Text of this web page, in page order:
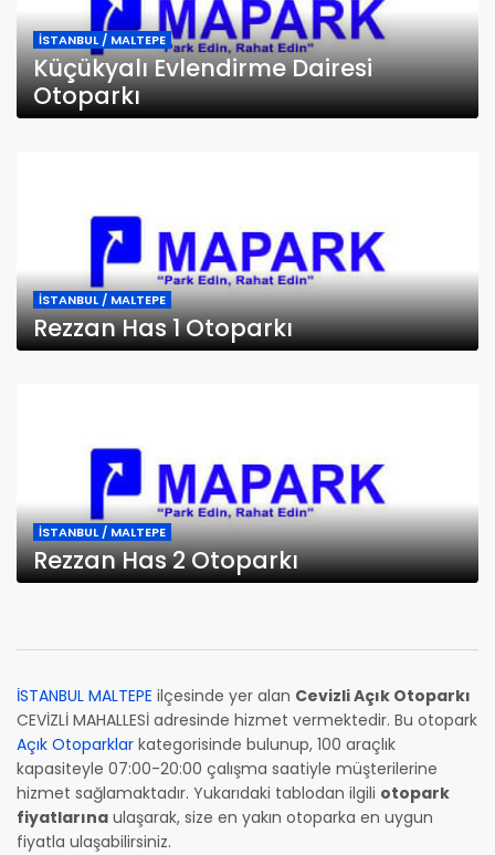
İSTANBUL / MALTEPE
Küçükyalı Evlendirme Dairesi
Otoparkı
İSTANBUL / MALTEPE
Rezzan Has 1 Otoparkı
İSTANBUL / MALTEPE
Rezzan Has 2 Otoparkı
İSTANBUL MALTEPE ilçesinde yer alan Cevizli Açık Otoparkı
CEVİZLİ MAHALLESİ adresinde hizmet vermektedir. Bu otopark
Açık Otoparklar kategorisinde bulunup, 100 araçlık
kapasiteyle 07:00-20:00 çalışma saatiyle müşterilerine
hizmet sağlamaktadır. Yukarıdaki tablodan ilgili otopark
fiyatlarına ulaşarak, size en yakın otoparka en uygun
fiyatla ulaşabilirsiniz.